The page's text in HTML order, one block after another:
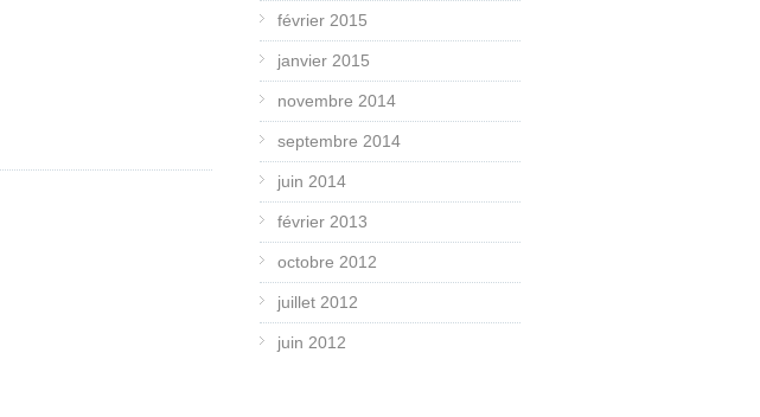
février 2015
janvier 2015
novembre 2014
septembre 2014
juin 2014
février 2013
octobre 2012
juillet 2012
juin 2012